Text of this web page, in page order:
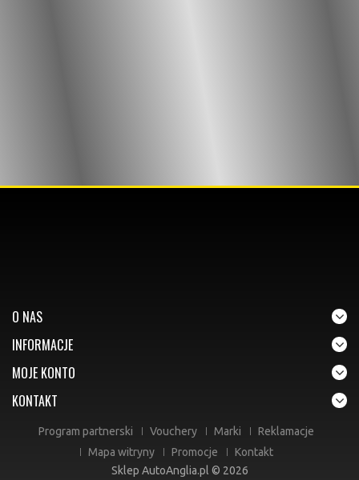
O NAS
INFORMACJE
MOJE KONTO
KONTAKT
Program partnerski Vouchery Marki
Reklamacje
Mapa witryny
Promocje
Kontakt
Sklep AutoAnglia.pl © 2026